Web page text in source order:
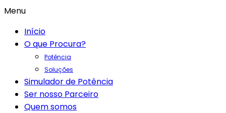
Menu
Início
O que Procura?
Potência
Soluções
Simulador de Potência
Ser nosso Parceiro
Quem somos